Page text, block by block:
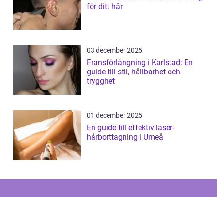
för ditt hår
03 december 2025
Fransförlängning i Karlstad: En
guide till stil, hållbarhet och
trygghet
01 december 2025
En guide till effektiv laser-
hårborttagning i Umeå